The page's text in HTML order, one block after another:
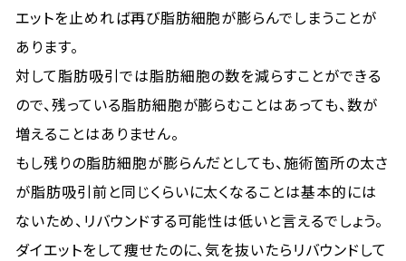
エットを止めれば再び脂肪細胞が膨らんでしまうことが
あります。
対して脂肪吸引では脂肪細胞の数を減らすことができる
ので、残っている脂肪細胞が膨らむことはあっても、数が
増えることはありません。
もし残りの脂肪細胞が膨らんだとしても、施術箇所の太さ
が脂肪吸引前と同じくらいに太くなることは基本的には
ないため、リバウンドする可能性は低いと言えるでしょう。
ダイエットをして痩せたのに、気を抜いたらリバウンドして